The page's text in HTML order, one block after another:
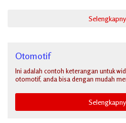
Otomotif
Ini adalah contoh keterangan untuk
otomotif, anda bisa dengan mudah